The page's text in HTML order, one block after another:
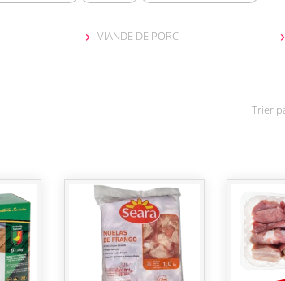
 VIANDE DE PORC 
Trier